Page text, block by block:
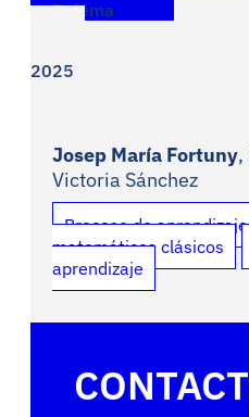
Bolema
2025
Josep María Fortuny,
Victoria Sánchez
Proceso de
matemáticos clásicos
aprendizaje